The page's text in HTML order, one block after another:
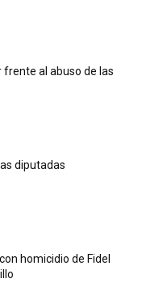
frente al abuso de las
diputadas
homicidio de Fidel